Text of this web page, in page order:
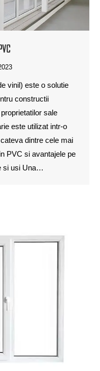
vinil) este o solutie
constructii
sale
este utilizat intr-o
dintre cele mai
PVC si avantajele pe
si usi Una…